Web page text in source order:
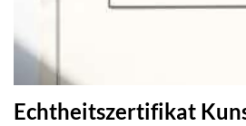
Echtheitszertifikat